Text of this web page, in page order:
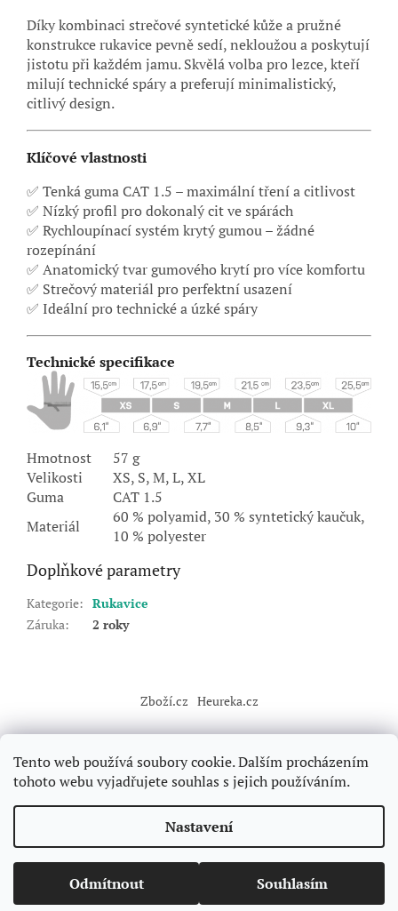
Tento web používá soubory cookie. Dalším procházením
tohoto webu vyjadřujete souhlas s jejich používáním.
Nastavení
Odmítnout Souhlasím
Díky kombinaci strečové syntetické kůže a pružné
konstrukce rukavice pevně sedí, nekloužou a poskytují
jistotu při každém jamu. Skvělá volba pro lezce, kteří
milují technické spáry a preferují minimalistický,
citlivý design.
Klíčové vlastnosti
✅ Tenká guma CAT 1.5 – maximální tření a citlivost
✅ Nízký profil pro dokonalý cit ve spárách
✅ Rychloupínací systém krytý gumou – žádné
rozepínání
✅ Anatomický tvar gumového krytí pro více komfortu
✅ Strečový materiál pro perfektní usazení
✅ Ideální pro technické a úzké spáry
Technické specifikace
Hmotnost
57 g
Velikosti
XS, S, M, L, XL
Guma
CAT 1.5
Materiál
60 % polyamid, 30 % syntetický kaučuk,
10 % polyester
Doplňkové parametry
Kategorie: Rukavice
Záruka: 2 roky
a
Zboží.cz Heureka.cz
Vytvořil Shoptet
Copyright 2026Forclimbers. Všechna práva vyhrazena.Upravit